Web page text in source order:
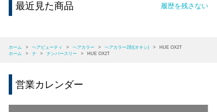
最近見た商品 履歴を残さない
ホーム > ヘアビューティ > ヘアカラー > ヘアカラー2剤(オキシ) >
HUE OX2T
ホーム
> ナ > ナンバースリー > HUE OX2T
営業カレンダー